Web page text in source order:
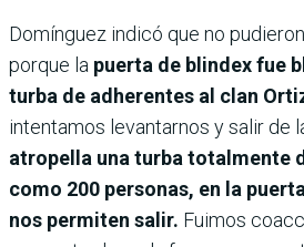
Domínguez indicó que no
porque la puerta de blindex fue
turba de adherentes al clan
intentamos levantarnos y salir de
atropella una turba totalmente
como 200 personas, en la
nos permiten salir. Fuimos